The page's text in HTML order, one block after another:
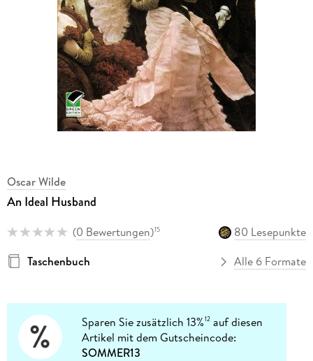
Oscar Wilde
An Ideal Husband
(0 Bewertungen)15
80 Lesepunkte
Taschenbuch
Alle 6 Formate
Sparen Sie zusätzlich 13%12 auf diesen
Artikel mit dem Gutscheincode:
SOMMER13